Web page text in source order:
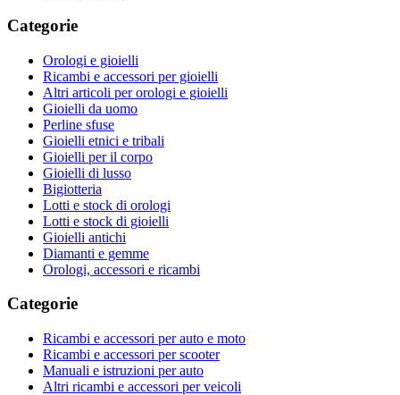
Categorie
Orologi e gioielli
Ricambi e accessori per gioielli
Altri articoli per orologi e gioielli
Gioielli da uomo
Perline sfuse
Gioielli etnici e tribali
Gioielli per il corpo
Gioielli di lusso
Bigiotteria
Lotti e stock di orologi
Lotti e stock di gioielli
Gioielli antichi
Diamanti e gemme
Orologi, accessori e ricambi
Categorie
Ricambi e accessori per auto e moto
Ricambi e accessori per scooter
Manuali e istruzioni per auto
Altri ricambi e accessori per veicoli